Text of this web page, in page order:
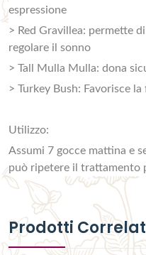
espressione
> Red Gravillea: permette
regolare il sonno
> Tall Mulla Mulla: dona
> Turkey Bush: Favorisce
Utilizzo:
Assumi 7 gocce mattina e
può ripetere il trattamento
Prodotti